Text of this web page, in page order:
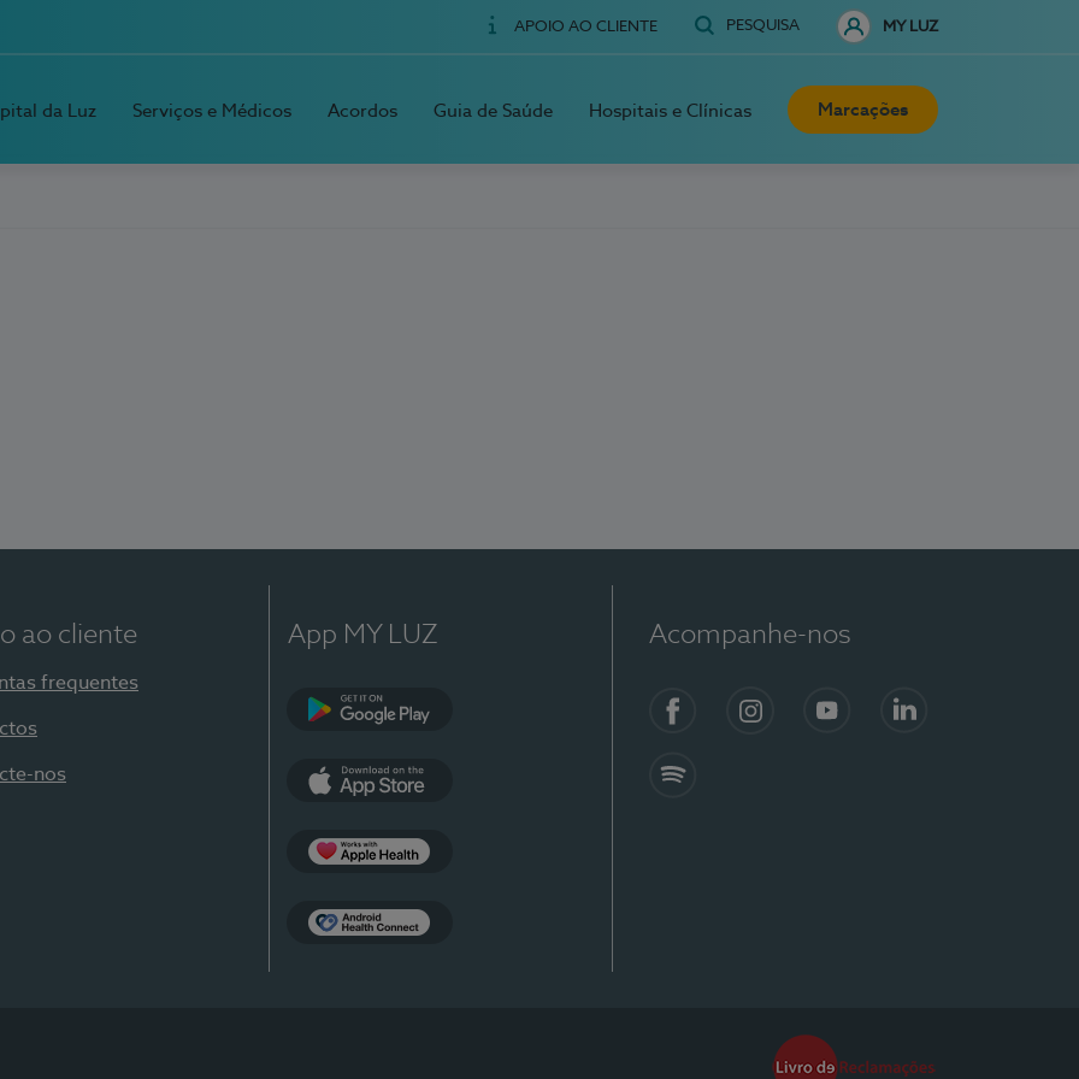
APOIO AO CLIENTE PESQUISA MY LUZ
da Luz Serviços e Médicos Acordos Guia de Saúde Hospitais e Clínicas Marcações
ao cliente
frequentes
nos
App MY LUZ Acompanhe-nos